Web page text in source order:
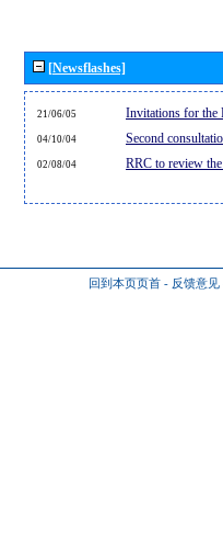
[Newsflashes]
21/06/05 Invitations for the
04/10/04 Second
02/08/04 RRC to review
回到本页页首 - 反馈意见